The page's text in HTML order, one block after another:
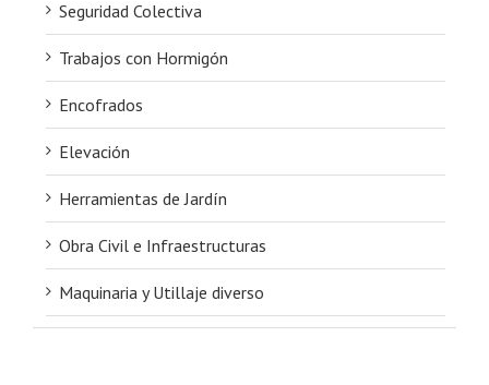
Seguridad Colectiva
Trabajos con Hormigón
Encofrados
Elevación
Herramientas de Jardín
Obra Civil e Infraestructuras
Maquinaria y Utillaje diverso